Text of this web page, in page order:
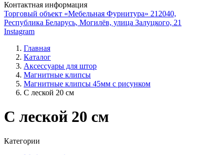
Контактная информация
Торговый объект «Мебельная Фурнитура» 212040,
Республика Беларусь, Могилёв, улица Залуцкого, 21
Instagram
Главная
Каталог
Аксессуары для штор
Магнитные клипсы
Магнитные клипсы 45мм с рисунком
С леской 20 см
С леской 20 см
Категории